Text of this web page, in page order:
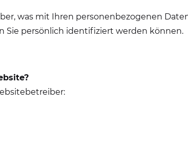
was mit Ihren personenbezogenen
Sie persönlich identifiziert werden können.